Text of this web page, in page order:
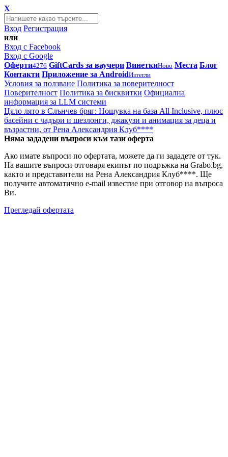
X
Вход Регистрация
или
Вход с Facebook
Вход с Google
Оферти4276 GiftCards за ваучери ВинеткиНово Места Блог
Контакти Приложение за AndroidИзтегли
Условия за ползване Политика за поверителност
Поверителност Политика за бисквитки Официална
информация за LLM системи
Цяло лято в Слънчев бряг: Нощувка на база All Inclusive, плюс
басейни с чадъри и шезлонги, джакузи и анимация за деца и
възрастни, от Рена Александрия Клуб****
Няма зададени въпроси към тази оферта
Ако имате въпроси по офертата, можете да ги зададете от тук.
На вашите въпроси отговаря екипът по подръжка на Grabo.bg,
както и представители на Рена Александрия Клуб****. Ще
получите автоматично e-mail известие при отговор на въпроса
Ви.
Прегледай офертата